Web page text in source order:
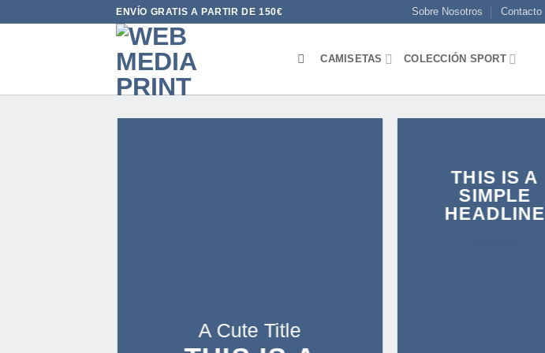
ENVÍO GRATIS A PARTIR DE 150€ Sobre Nosotros Contacto
CAMISETAS COLECCIÓN SPORT
A Cute Title
THIS IS A
SIMPLE
HEADLINE